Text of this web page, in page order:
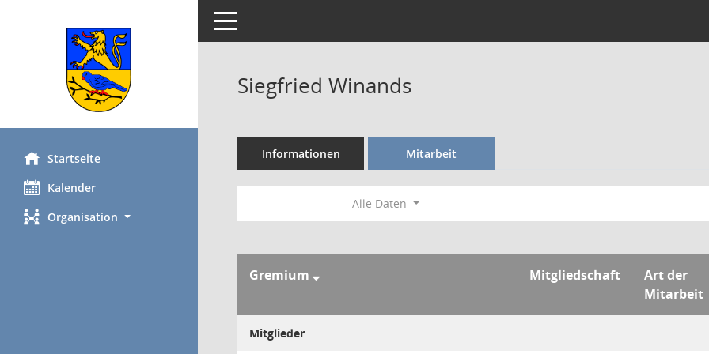
Startseite
Kalender
Organisation
Toggle navigation
Siegfried Winands
Informationen Mitarbeit
Alle Daten
Gremium Mitgliedschaft
Art der
Mitarbeit
Mitglieder